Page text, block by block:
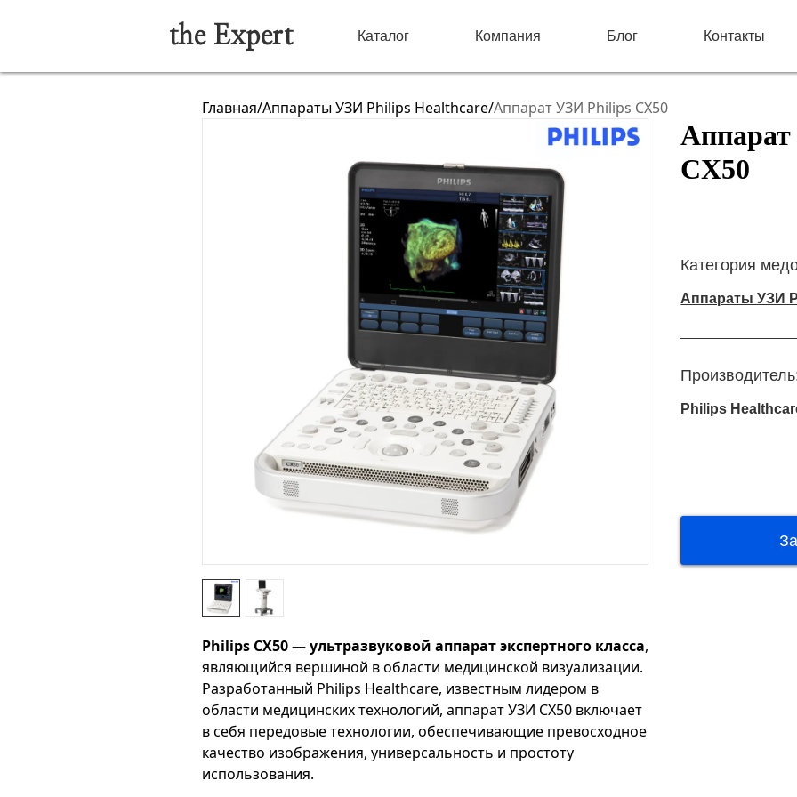
the Expert Каталог Компания Блог Контакты
Главная/Аппараты УЗИ Philips Healthcare/Аппарат УЗИ Philips CX50
CX50
Категория
Аппараты УЗИ
Philips
Philips CX50 — ультразвуковой аппарат экспертного класса,
являющийся вершиной в области медицинской визуализации.
Разработанный Philips Healthcare, известным лидером в
области медицинских технологий, аппарат УЗИ CX50 включает
в себя передовые технологии, обеспечивающие превосходное
качество изображения, универсальность и простоту
использования.